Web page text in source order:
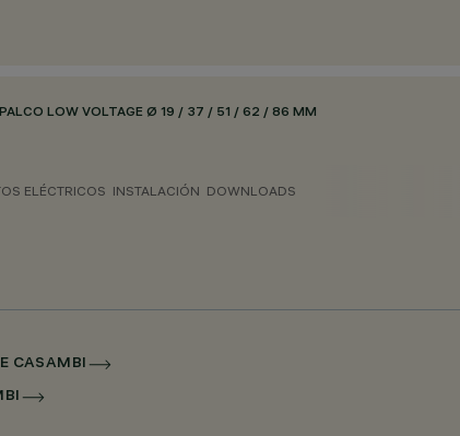
PALCO LOW VOLTAGE Ø 19 / 37 / 51 / 62 / 86 MM
ELÉCTRICOS INSTALACIÓN DOWNLOADS
CASAMBI